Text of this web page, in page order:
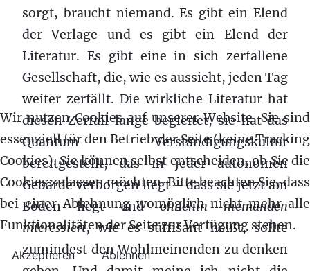
sorgt, braucht niemand. Es gibt ein Elend
der Verlage und es gibt ein Elend der
Literatur. Es gibt eine in sich zerfallene
Gesellschaft, die, wie es aussieht, jeden Tag
weiter zerfällt. Die wirkliche Literatur hat
diesen Zerfall lange begleitet, sie hat das
Quantum Verständigungskultur
bereitgestellt, das in jeder autonomen
Gebärde verborgen liegt – dass sie jetzt am
Boden liegt undohnehin niemanden
interessiert, wie es süffisant heißt, sollte
zumindest den Wohlmeinenden zu denken
Wir nutzen Cookies auf unserer Website. Sie sind
essenziell für den Betrieb der Seite (keine Tracking
Cookies). Sie können selbst entscheiden, ob Sie die
Cookies zulassen möchten. Bitte beachten Sie, dass
bei einer Ablehnung womöglich nicht mehr alle
Funktionalitäten der Seite zur Verfügung stehen.
Akzeptieren Ablehnen